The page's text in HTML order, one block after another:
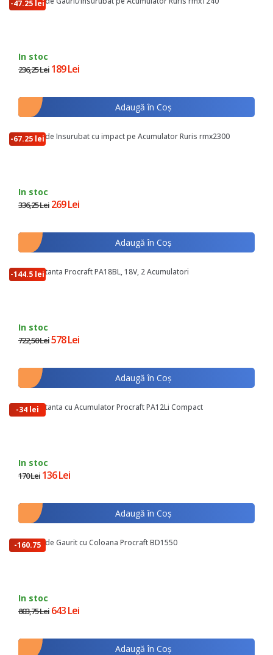
-47.25 lei
In stoc
236,25 Lei 189 Lei
Adaugă în Coş
-67.25 lei
Masina de Insurubat cu impact pe Acumulator Ruris rmx2300
In stoc
336,25 Lei 269 Lei
Adaugă în Coş
-144.5 lei
Autofiletanta Procraft PA18BL, 18V, 2 Acumulatori
In stoc
722,50 Lei578 Lei
Adaugă în Coş
-34 lei
Autofiletanta cu Acumulator Procraft PA12Li Compact
In stoc
170 Lei 136 Lei
Adaugă în Coş
-160.75
Masina de Gaurit cu Coloana Procraft BD1550
In stoc
803,75 Lei 643 Lei
Adaugă în Coş